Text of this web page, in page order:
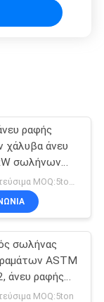
ραφής
χάλυβα άνευ
σωλήνων
κρύοι
Διαπραγματεύσιμα MOQ:5tons
σωλήνας
ASTM
άνευ ραφής
MOQ:5ton